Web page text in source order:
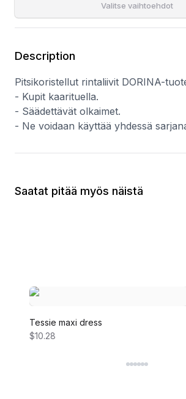
Valitse vaihtoehdot
Description
Pitsikoristellut rintaliivit DORINA-
- Kupit kaarituella.
- Säädettävät olkaimet.
- Ne voidaan käyttää yhdessä
Saatat pitää myös näistä
Tessie maxi dress
$10.28